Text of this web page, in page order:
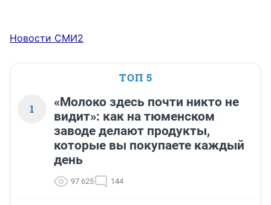
Новости СМИ2
ТОП 5
1
«Молоко здесь почти никто не
видит»: как на тюменском
заводе делают продукты,
которые вы покупаете каждый
день
97 625 144